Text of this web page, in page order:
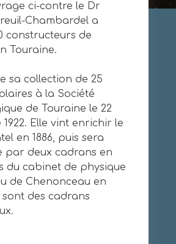
ci-contre le Dr
Chambardel a
constructeurs de
Touraine.
sa collection de 25
à la Société
de Touraine le 22
Elle vint enrichir le
en 1886, puis sera
par deux cadrans en
du cabinet de physique
de Chenonceau en
sont des cadrans